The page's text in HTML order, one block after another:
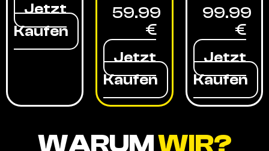
Jetzt
Kaufen
59.99
€
Jetzt
Kaufen
99.99
€
Jetzt
Kaufen
WARUMWIR?